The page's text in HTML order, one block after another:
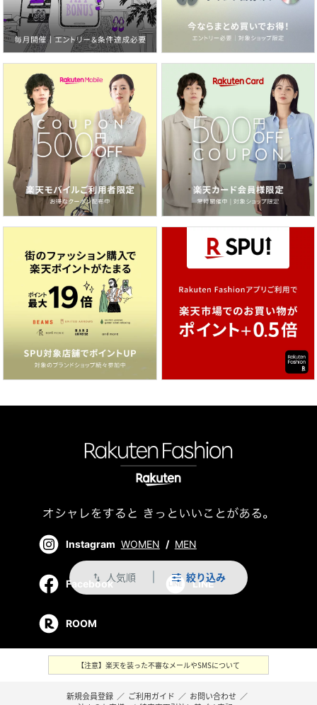
swap_vert 人気順 絞り込み
Instagram WOMEN / MEN
Facebook LINE
ROOM
【注意】楽天を装った不審なメールやSMSについて
新規会員登録 ／ ご利用ガイド ／ お問い合わせ ／